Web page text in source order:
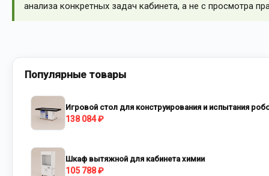
анализа конкретных задач кабинета, а не с просмотра
Популярные товары
Игровой стол для конструирования и испытания
138 084 ₽
Шкаф вытяжной для кабинета химии
105 788 ₽